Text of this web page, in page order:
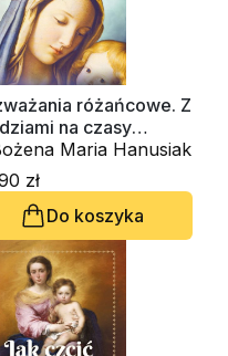
różańcowe. Z
na czasy
Maria Hanusiak
zł
Do koszyka